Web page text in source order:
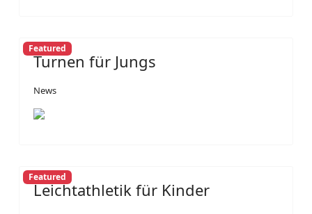
Featured
Turnen für Jungs
News
Featured
Leichtathletik für Kinder